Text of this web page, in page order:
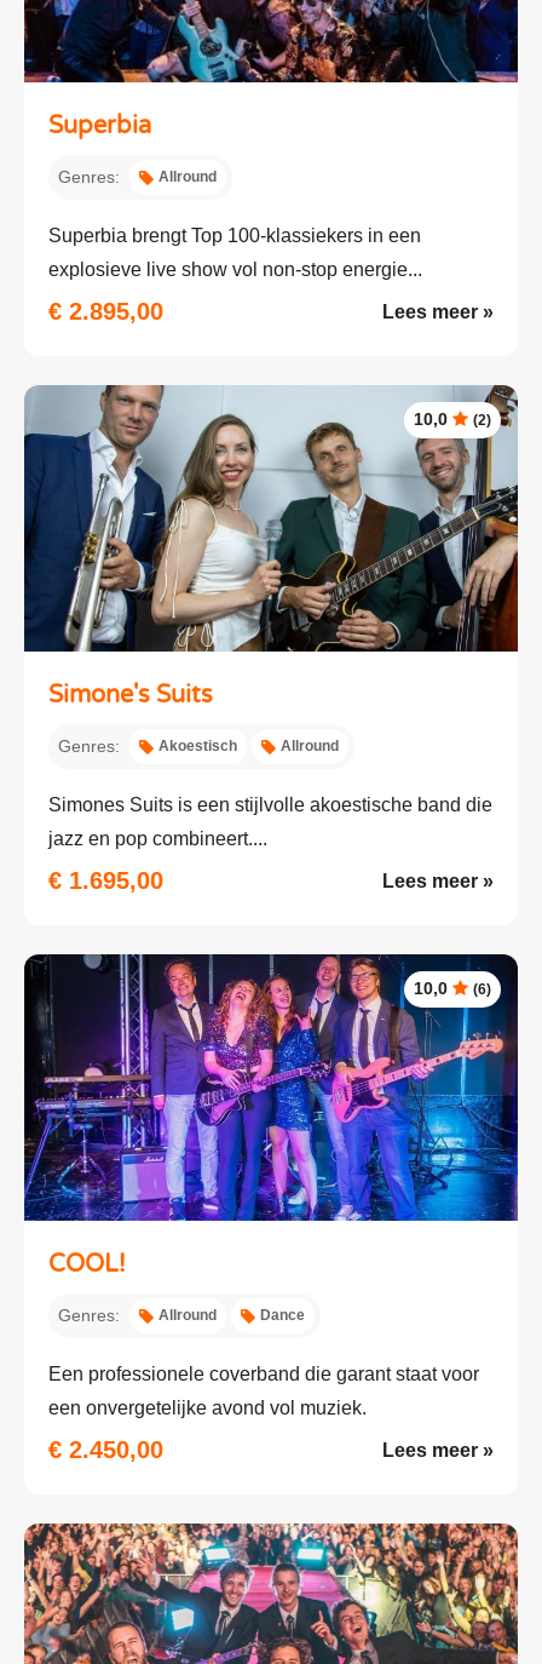
Superbia
Genres: Allround
Superbia brengt Top 100-klassiekers in een
explosieve live show vol non-stop energie...
€ 2.895,00 Lees meer »
10,0 (2)
Simone's Suits
Genres: Akoestisch Allround
Simones Suits is een stijlvolle akoestische band die
jazz en pop combineert....
€ 1.695,00 Lees meer »
10,0 (6)
COOL!
Genres: Allround Dance
Een professionele coverband die garant staat voor
een onvergetelijke avond vol muziek.
€ 2.450,00 Lees meer »